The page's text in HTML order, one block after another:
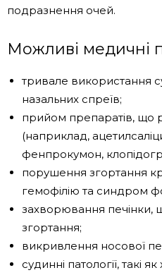
подразнення очей.
Можливі медичні
тривале використання
назальних спреїв;
прийом препаратів, що
(наприклад,
фенпрокумон,
порушення згортання
гемофілію та синдром
захворювання печінки,
згортання;
викривлення носової
судинні патології, такі